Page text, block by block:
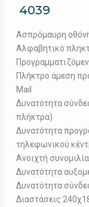
4039
Ασπρόμαυρη
Αλφαβητικό
Πλήκτρο άμεση
Mail
Δυνατότητα
πλήκτρα)
Δυνατότητα
τηλεφωνικού
Ανοιχτή συνομιλία
Δυνατότητα
Δυνατότητα